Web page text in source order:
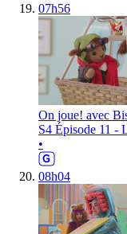
07h56
On joue! avec
S4 Épisode 11 -
•
08h04